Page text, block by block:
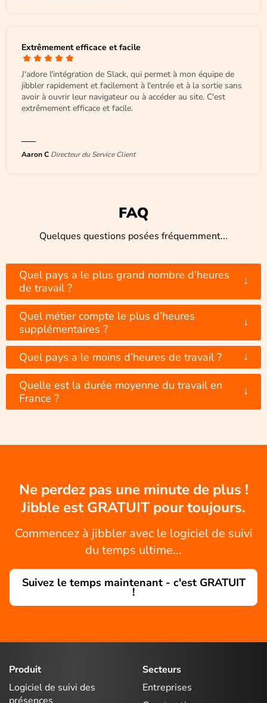
Extrêmement efficace et facile
J'adore l'intégration de Slack, qui permet à mon équipe de
jibbler rapidement et facilement à l'entrée et à la sortie sans
avoir à ouvrir leur navigateur ou à accéder au site. C'est
extrêmement efficace et facile.
Aaron C Directeur du Service Client
FAQ
Quelques questions posées fréquemment...
Quel pays a le plus grand nombre d’heures
de travail ?
↓
Quel métier compte le plus d’heures
supplémentaires ?
↓
Quel pays a le moins d’heures de travail ? ↓
Quelle est la durée moyenne du travail en
France ?
↓
Ne perdez pas une minute de plus !
Jibble est GRATUIT pour toujours.
Commencez à jibbler avec le logiciel de suivi
du temps ultime...
Suivez le temps maintenant - c'est GRATUIT
!
Produit
Logiciel de suivi des
Secteurs
Entreprises